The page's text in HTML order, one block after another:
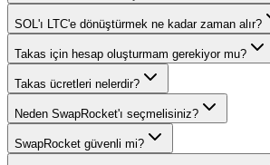
SOL'ı LTC'e dönüştürmek ne kadar zaman alır?
Takas için hesap oluşturmam gerekiyor mu?
Takas ücretleri nelerdir?
Neden SwapRocket'ı seçmelisiniz?
SwapRocket güvenli mi?